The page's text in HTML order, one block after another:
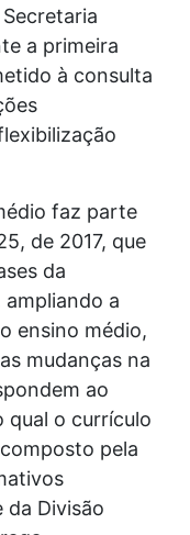
a primeira
à consulta
faz parte
de 2017, que
da
ampliando a
ensino médio,
mudanças na
ao
o currículo
pela
da Divisão